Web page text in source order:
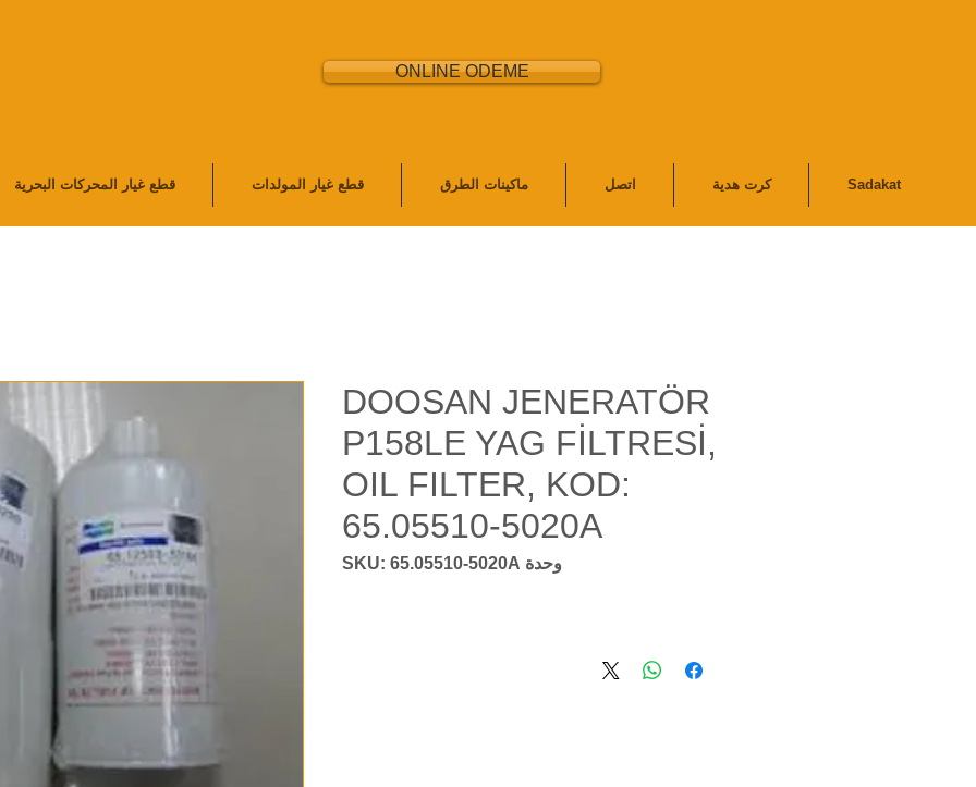
ONLINE ODEME
قطع غيار المحركات البحرية قطع غيار المولدات ماكينات الطرق اتصل كرت هدية Sadakat
DOOSAN JENERATÖR
P158LE YAG FİLTRESİ,
OIL FILTER, KOD:
65.05510-5020A
وحدة SKU: 65.05510-5020A